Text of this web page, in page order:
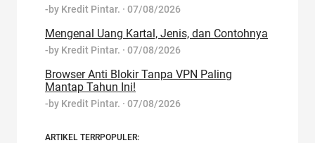
-by Kredit Pintar. · 07/08/2026
Mengenal Uang Kartal, Jenis, dan Contohnya
-by Kredit Pintar. · 07/08/2026
Browser Anti Blokir Tanpa VPN Paling
Mantap Tahun Ini!
-by Kredit Pintar. · 07/08/2026
ARTIKEL TERRPOPULER: